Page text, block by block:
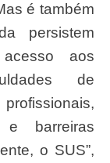
é também
persistem
aos
de
e barreiras
o SUS”,